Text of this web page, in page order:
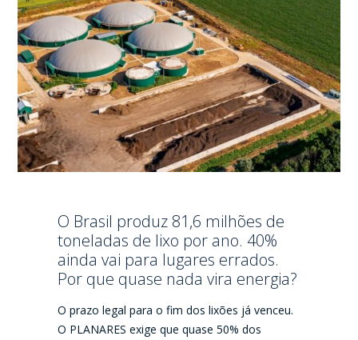
O Brasil produz 81,6 milhões de
toneladas de lixo por ano. 40%
ainda vai para lugares errados.
Por que quase nada vira energia?
O prazo legal para o fim dos lixões já venceu.
O PLANARES exige que quase 50% dos